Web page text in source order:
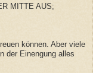
MITTE AUS;
können. Aber viele
der Einengung alles